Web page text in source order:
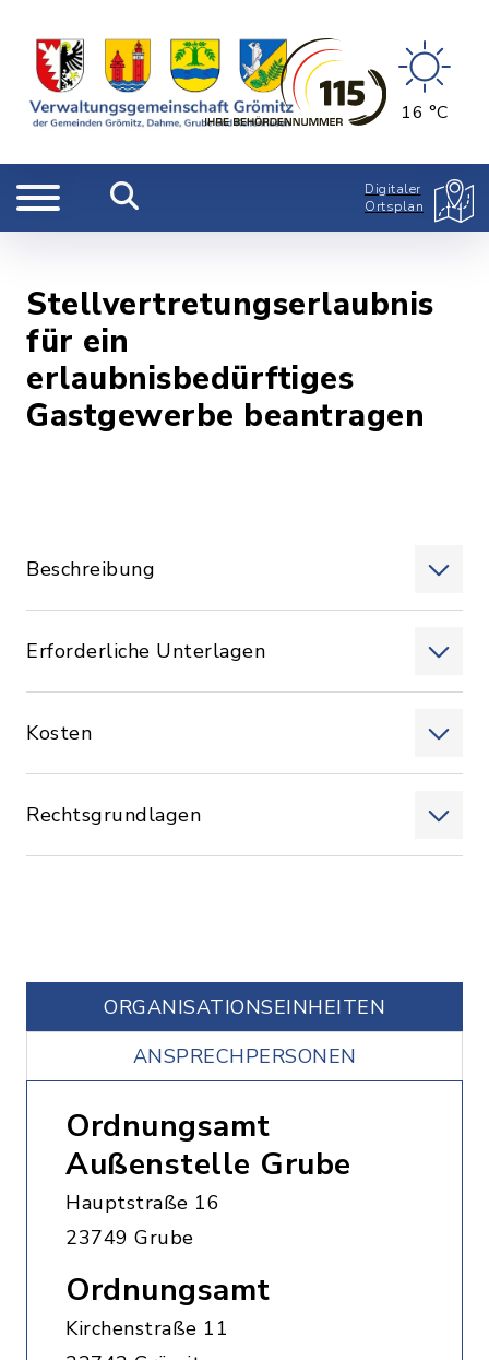
16 °C
Digitaler
Ortsplan
Stellvertretungserlaubnis
für ein
erlaubnisbedürftiges
Gastgewerbe beantragen
Beschreibung
Erforderliche Unterlagen
Kosten
Rechtsgrundlagen
ORGANISATIONS­EINHEITEN
ANSPRECHPERSONEN
Ordnungsamt
Außenstelle Grube
Hauptstraße 16
23749 Grube
Ordnungsamt
Kirchenstraße 11